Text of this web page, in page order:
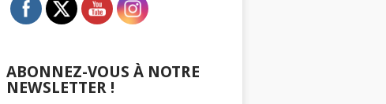
ABONNEZ-VOUS À NOTRE
NEWSLETTER !